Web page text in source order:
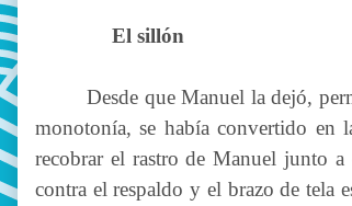
El sillón
Desde que Manuel la dejó,
monotonía, se había convertido en
recobrar el rastro de Manuel junto
contra el respaldo y el brazo de tela